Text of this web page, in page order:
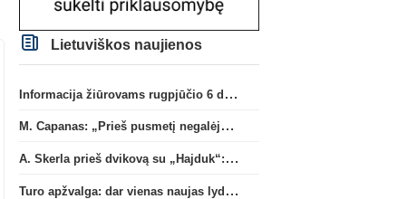
Lietuviškos naujienos
Informacija žiūrovams rugpjūčio 6 d. UEFA rungtynėms
M. Capanas: „Prieš pusmetį negalėjau net įsivaizduoti, kad žaisime prieš „Hajduk“
A. Skerla prieš dvikovą su „Hajduk“: „Tai kito kalibro komanda“
Turo apžvalga: dar vienas naujas lyderis